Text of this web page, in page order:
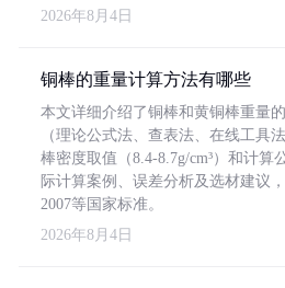
2026年8月4日
铜棒的重量计算方法有哪些
本文详细介绍了铜棒和黄铜棒重量
（理论公式法、查表法、在线工具
棒密度取值（8.4-8.7g/cm³）和计算
际计算案例、误差分析及选材建议
2007等国家标准。
2026年8月4日